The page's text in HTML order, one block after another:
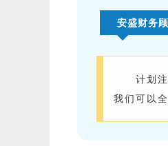
安盛财务顾
计划
我们可以